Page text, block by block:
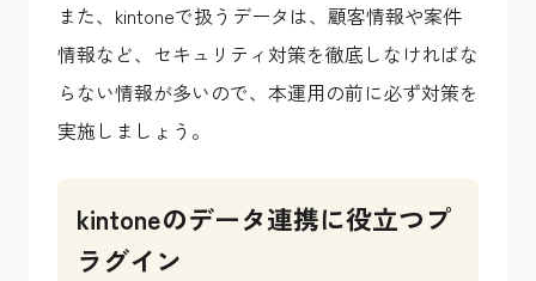
また、kintoneで扱うデータは、顧客情報や案件
情報など、セキュリティ対策を徹底しなければな
らない情報が多いので、本運用の前に必ず対策を
実施しましょう。
kintoneのデータ連携に役立つプ
ラグイン